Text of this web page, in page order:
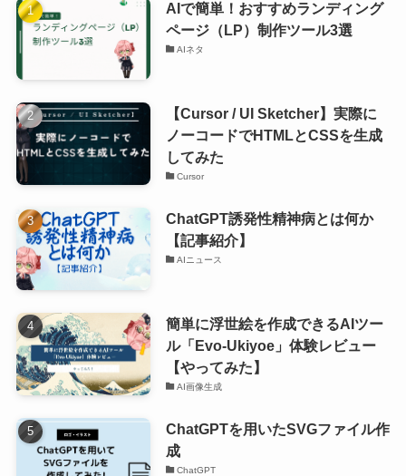
AIで簡単！おすすめランディング
ページ（LP）制作ツール3選
AIネタ
【Cursor / UI Sketcher】実際に
ノーコードでHTMLとCSSを生成
してみた
Cursor
ChatGPT誘発性精神病とは何か
【記事紹介】
AIニュース
簡単に浮世絵を作成できるAIツー
ル「Evo-Ukiyoe」体験レビュー
【やってみた】
AI画像生成
ChatGPTを用いたSVGファイル作
成
ChatGPT